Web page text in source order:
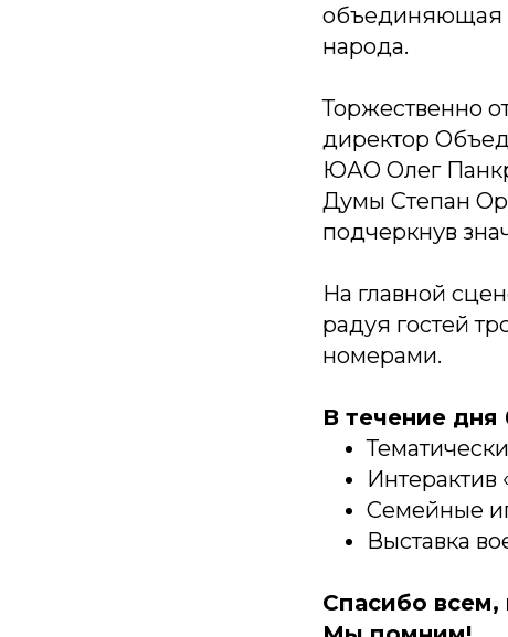
объединяющая
народа.
Торжественно
директор
ЮАО Олег
Думы Степан
подчеркнув
На главной
радуя гостей
номерами.
В течение дня
Интерактив
Семейные
Выставка
Спасибо